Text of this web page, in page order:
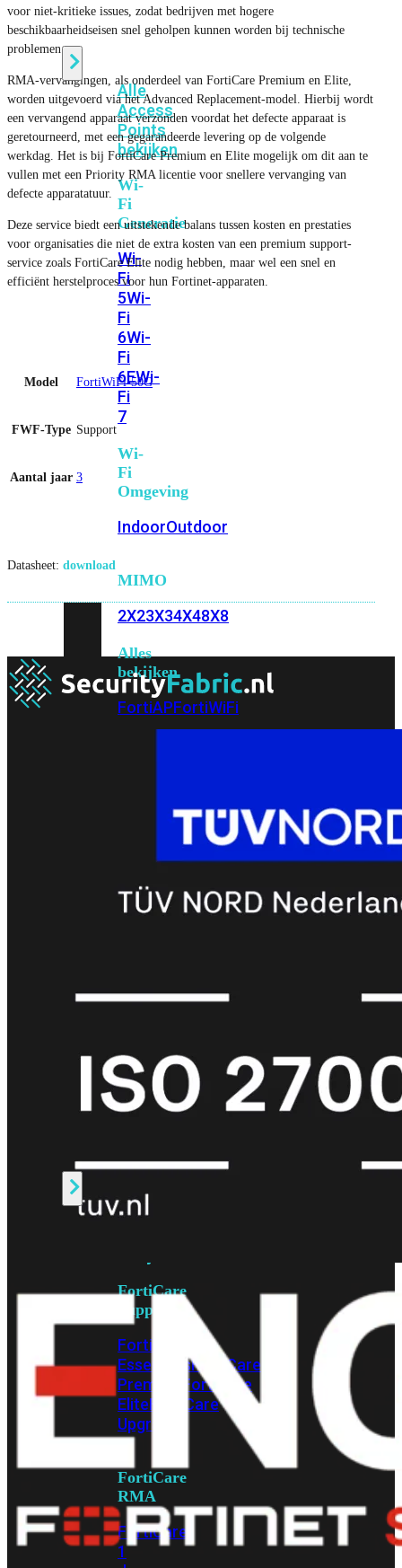
WiFi
Alle
Access
Points
bekijken
Wi-
Fi
Generatie
Wi-
Fi
5Wi-
Fi
6Wi-
Fi
6EWi-
Fi
7
Wi-
Fi
Omgeving
IndoorOutdoor
MIMO
2X23X34X48X8
Alles
bekijken
FortiAPFortiWiFi
30GFortiWiFi
31GFortiWiFi
60FFortiWiFi
71G FortiWiFi
80FFortiWiFi
81F
Licentie
Alle
FortiCare
Support
FortiCare
EssentialsFortiCare
Premium
FortiCare
EliteFortiCare
Upgrades
FortiCare
RMA
FortiCare
1
voor niet-kritieke issues, zodat bedrijven met hogere
beschikbaarheidseisen snel geholpen kunnen worden bij technische
problemen.
RMA-vervangingen, als onderdeel van FortiCare Premium en Elite,
worden uitgevoerd via het Advanced Replacement-model. Hierbij wordt
een vervangend apparaat verzonden voordat het defecte apparaat is
geretourneerd, met een gegarandeerde levering op de volgende
werkdag. Het is bij FortiCare Premium en Elite mogelijk om dit aan te
vullen met een Priority RMA licentie voor snellere vervanging van
defecte apparatatuur.
Deze service biedt een uitstekende balans tussen kosten en prestaties
voor organisaties die niet de extra kosten van een premium support-
service zoals FortiCare Elite nodig hebben, maar wel een snel en
efficiënt herstelproces voor hun Fortinet-apparaten.
Model FortiWiFi-50G
FWF-Type Support
Aantal jaar 3
Datasheet: download